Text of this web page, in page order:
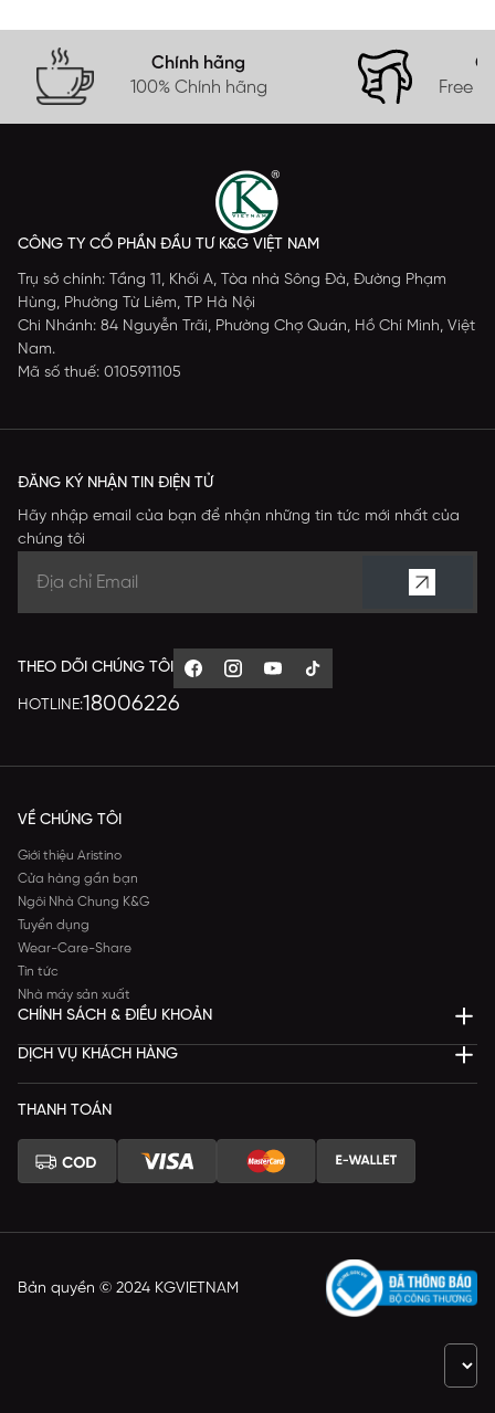
Chính hãng
100% Chính hãng
Free
CÔNG TY CỔ PHẦN ĐẦU TƯ K&G VIỆT NAM
Trụ sở chính: Tầng 11, Khối A, Tòa nhà Sông Đà, Đường Phạm
Hùng, Phường Từ Liêm, TP Hà Nội
Chi Nhánh: 84 Nguyễn Trãi, Phường Chợ Quán, Hồ Chí Minh, Việt
Nam.
Mã số thuế: 0105911105
ĐĂNG KÝ NHẬN TIN ĐIỆN TỬ
Hãy nhập email của bạn để nhận những tin tức mới nhất của
chúng tôi
THEO DÕI CHÚNG TÔI
HOTLINE:18006226
VỀ CHÚNG TÔI
Giới thiệu Aristino
Cửa hàng gần bạn
Ngôi Nhà Chung K&G
Tuyển dụng
Wear-Care-Share
Tin tức
Nhà máy sản xuất
CHÍNH SÁCH & ĐIỀU KHOẢN
DỊCH VỤ KHÁCH HÀNG
THANH TOÁN
Bản quyền © 2024 KGVIETNAM